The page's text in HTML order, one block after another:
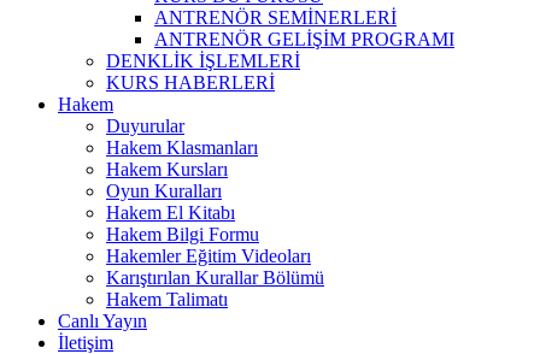
ANTRENÖR SEMİNERLERİ
ANTRENÖR GELİŞİM PROGRAMI
DENKLİK İŞLEMLERİ
KURS HABERLERİ
Hakem
Duyurular
Hakem Klasmanları
Hakem Kursları
Oyun Kuralları
Hakem El Kitabı
Hakem Bilgi Formu
Hakemler Eğitim Videoları
Karıştırılan Kurallar Bölümü
Hakem Talimatı
Canlı Yayın
İletişim